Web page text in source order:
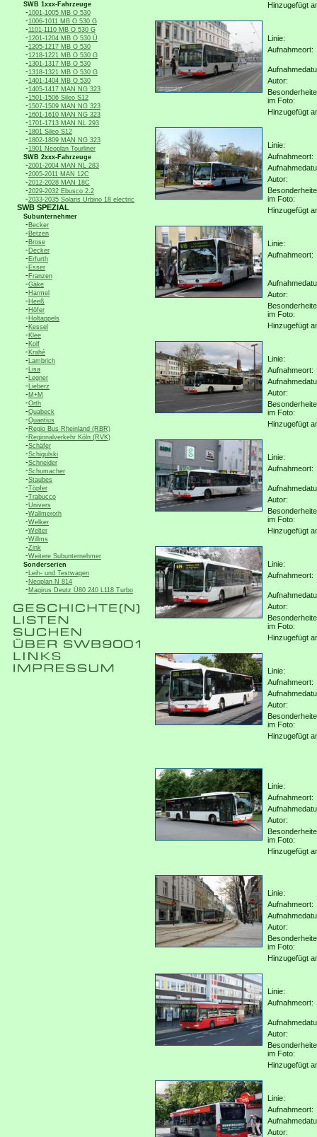
SWB 1xxx-Fahrzeuge
-1001-1005 MB O 530
-1006-1011 MB O 530 G
-1101-1110 MB O 530 G
-1201-1204 MB O 530 Ü
-1205-1217 MB O 530
-1218-1221 MB O 530 G
-1301-1317 MB O 530
-1318-1321 MB O 530 G
-1401-1404 MB O 530
-1405-1417 MAN NG 323
-1501-1506 Sileo S12
-1507-1509 MAN NG 323
-1601-1610 MAN NG 323
-1701-1713 MAN NL 293
-1801 Sileo S12
-1802-1809 MAN NG 323
-1901 Neoplan Tourliner
SWB 2xxx-Fahrzeuge
-2001-2004 MAN NL 283
-2005-2011 MAN 12C
-2012-2028 MAN 18C
-2029-2032 Ebusco 2.2
-2033-2035 Solaris Urbino 18 electric
SWB SPEZIAL
Subunternehmer
-Becker
-Betzen
-Brose
-Decker
-Erfurth
-Esser
-Franzen
-Gäke
-Harmel
-Heeß
-Höfer
-Holtappels
-Kessel
-Klee
-Kolf
-Krahé
-Lambrich
-Lisa
-Legner
-Lieberz
-M+M
-Orth
-Quabeck
-Quantius
-Regio Bus Rheinland (RBR)
-Regionalverkehr Köln (RVK)
-Schäfer
-Schigulski
-Schneider
-Schumacher
-Staubes
-Töpfer
-Trabucco
-Univers
-Wallmeroth
-Welker
-Welter
-Willms
-Zink
-Weitere Subunternehmer
Sonderserien
-Leih- und Testwagen
-Neoplan N 814
-Magirus Deutz Ü80 240 L118 Turbo
Hinzugefügt
Linie:
Aufnahmeort:
Autor:
im Foto:
Hinzugefügt
Linie:
Aufnahmeort:
Autor:
im Foto:
Hinzugefügt
Linie:
Aufnahmeort:
Autor:
im Foto:
Hinzugefügt
Linie:
Aufnahmeort:
Autor:
im Foto:
Hinzugefügt
Linie:
Aufnahmeort:
Autor:
im Foto:
Hinzugefügt
Linie:
Aufnahmeort:
Autor:
im Foto:
Hinzugefügt
Linie:
Aufnahmeort:
Autor:
im Foto:
Hinzugefügt
Linie:
Aufnahmeort:
Autor:
im Foto:
Hinzugefügt
Linie:
Aufnahmeort:
Autor:
im Foto:
Hinzugefügt
Linie:
Aufnahmeort:
Autor:
im Foto:
Hinzugefügt
Linie:
Aufnahmeort:
Autor: